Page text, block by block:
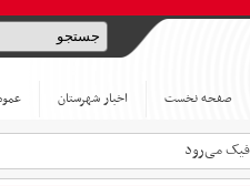
صفحه نخست اخبار شهرستان